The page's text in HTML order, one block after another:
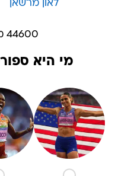
לאון מרשאן
44600 משתתפים
מי היא